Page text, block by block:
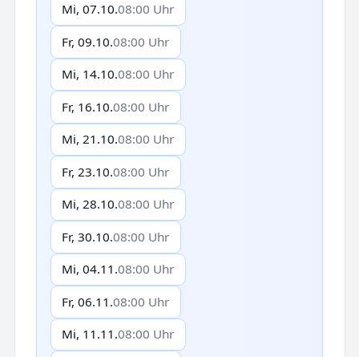
Mi, 07.10.08:00 Uhr
Fr, 09.10.08:00 Uhr
Mi, 14.10.08:00 Uhr
Fr, 16.10.08:00 Uhr
Mi, 21.10.08:00 Uhr
Fr, 23.10.08:00 Uhr
Mi, 28.10.08:00 Uhr
Fr, 30.10.08:00 Uhr
Mi, 04.11.08:00 Uhr
Fr, 06.11.08:00 Uhr
Mi, 11.11.08:00 Uhr